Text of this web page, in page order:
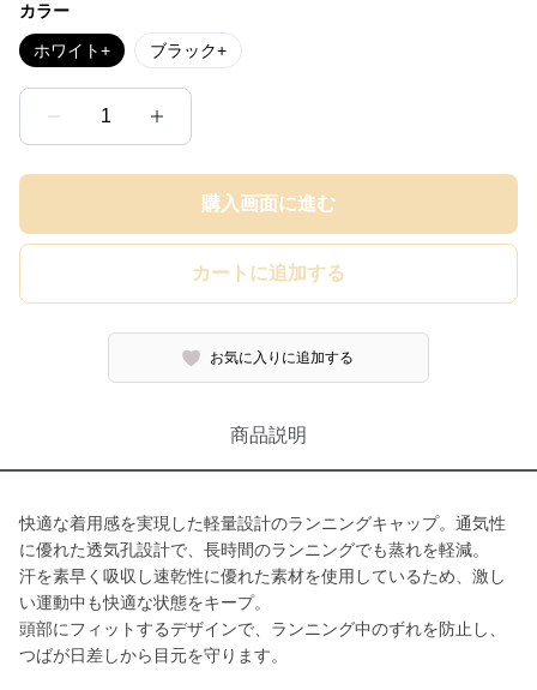
カラー
ホワイト+ ブラック+
1
購入画面に進む
カートに追加する
お気に入りに追加する
商品説明
快適な着用感を実現した軽量設計のランニングキャップ。通気性
に優れた透気孔設計で、長時間のランニングでも蒸れを軽減。
汗を素早く吸収し速乾性に優れた素材を使用しているため、激し
い運動中も快適な状態をキープ。
頭部にフィットするデザインで、ランニング中のずれを防止し、
つばが日差しから目元を守ります。